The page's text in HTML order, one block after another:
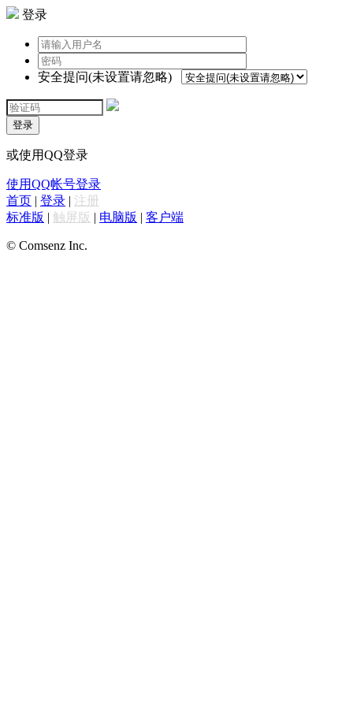
登录
安全提问(未设置请忽略)
登录
或使用QQ登录
使用QQ帐号登录
首页 | 登录 | 注册
标准版 | 触屏版 | 电脑版 | 客户端
© Comsenz Inc.